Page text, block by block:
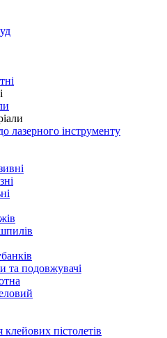
лазерного інструменту
та подовжувачі
пістолетів